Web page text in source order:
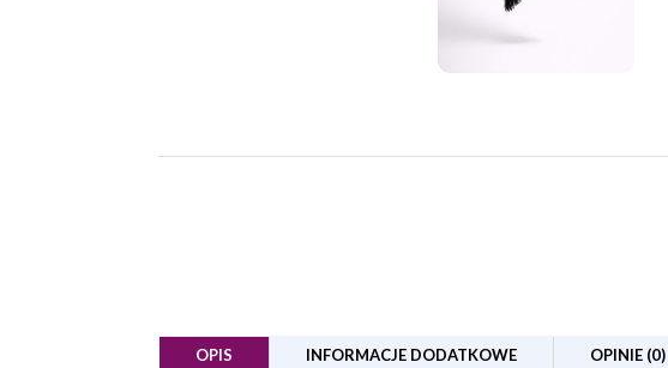
OPIS INFORMACJE DODATKOWE OPINIE (0)